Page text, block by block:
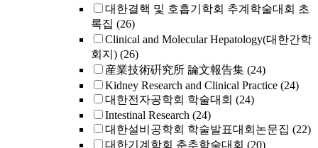
대한결핵 및 호흡기학회 추계학술대회 초
록집 (26)
Clinical and Molecular Hepatology(대한간학
회지) (26)
産業技術硏究所 論文報告集 (24)
Kidney Research and Clinical Practice (24)
대한전자공학회 학술대회 (24)
Intestinal Research (24)
대한설비공학회 학술발표대회논문집 (22)
대한기계학회 춘추학술대회 (20)